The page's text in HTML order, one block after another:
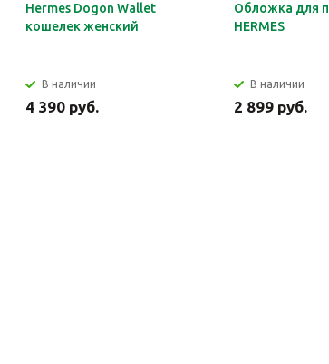
Hermes Dogon Wallet
кошелек женский
В наличии
4 390 руб.
Обложка для
HERMES
В наличии
2 899 руб.